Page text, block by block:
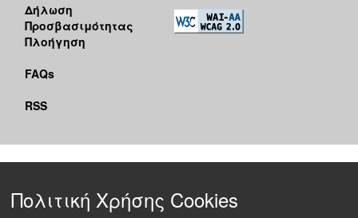
Δήλωση
Προσβασιμότητας
Πλοήγηση
FAQs
RSS
Πολιτική Χρήσης Cookies